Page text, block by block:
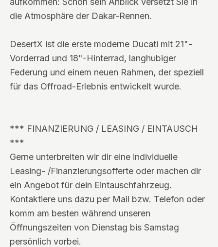
die Atmosphäre der Dakar-Rennen.
DesertX ist die erste moderne Ducati mit 21"-
Vorderrad und 18"-Hinterrad, langhubiger
Federung und einem neuen Rahmen, der speziell
für das Offroad-Erlebnis entwickelt wurde.
*** FINANZIERUNG / LEASING / EINTAUSCH
***
Gerne unterbreiten wir dir eine individuelle
Leasing- /Finanzierungsofferte oder machen dir
ein Angebot für dein Eintauschfahrzeug.
Kontaktiere uns dazu per Mail bzw. Telefon oder
komm am besten während unseren
Öffnungszeiten von Dienstag bis Samstag
persönlich vorbei.